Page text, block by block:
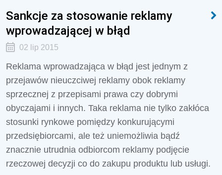
Sankcje za stosowanie reklamy
wprowadzającej w błąd
02 lip 2015
Reklama wprowadzająca w błąd jest jednym z
przejawów nieuczciwej reklamy obok reklamy
sprzecznej z przepisami prawa czy dobrymi
obyczajami i innych. Taka reklama nie tylko zakłóca
stosunki rynkowe pomiędzy konkurującymi
przedsiębiorcami, ale też uniemożliwia bądź
znacznie utrudnia odbiorcom reklamy podjęcie
rzeczowej decyzji co do zakupu produktu lub usługi.